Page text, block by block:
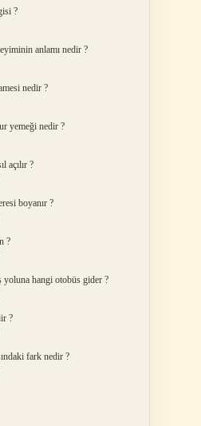
?
anlamı nedir ?
nedir ?
yemeği nedir ?
açılır ?
boyanır ?
?
hangi otobüs gider ?
?
fark nedir ?